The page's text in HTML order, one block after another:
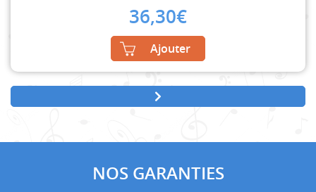
36,30€
Ajouter
NOS GARANTIES